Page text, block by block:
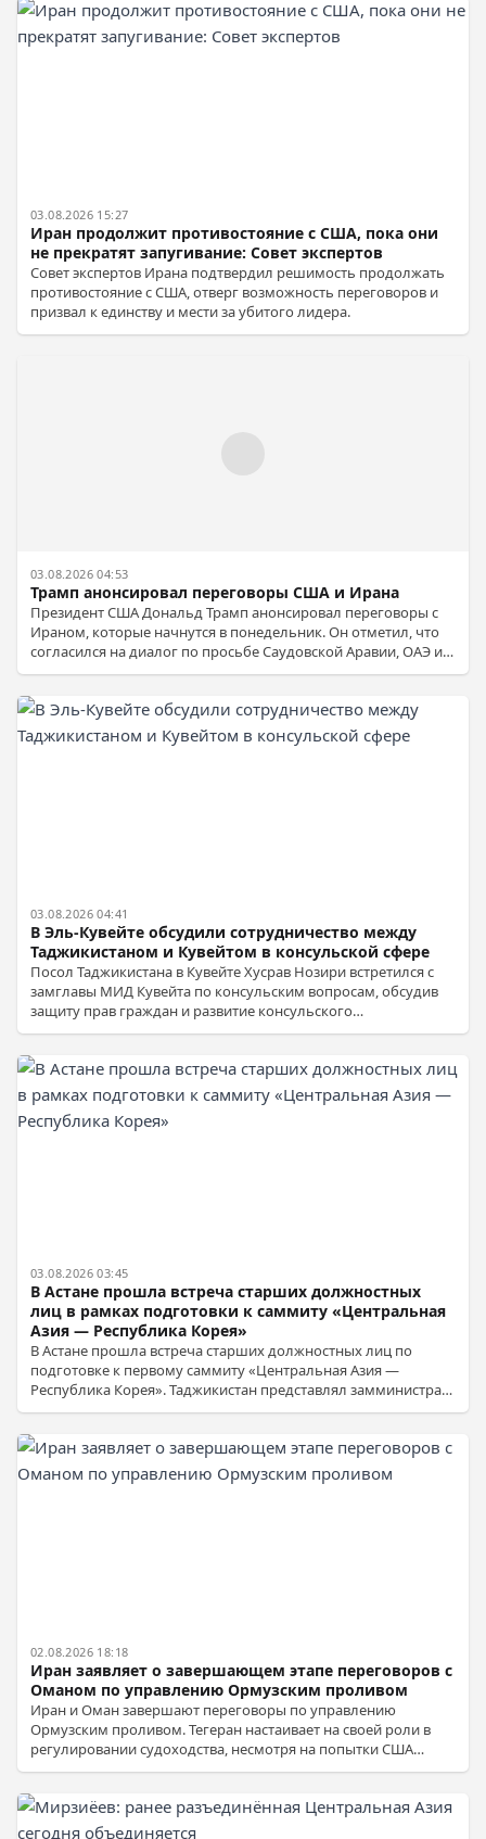
России.
03.08.2026 15:27
Иран продолжит противостояние с США, пока они
не прекратят запугивание: Совет экспертов
Совет экспертов Ирана подтвердил решимость продолжать
противостояние с США, отверг возможность переговоров и
призвал к единству и мести за убитого лидера.
03.08.2026 04:53
Трамп анонсировал переговоры США и Ирана
Президент США Дональд Трамп анонсировал переговоры с
Ираном, которые начнутся в понедельник. Он отметил, что
согласился на диалог по просьбе Саудовской Аравии, ОАЭ и
Катара.
03.08.2026 04:41
В Эль-Кувейте обсудили сотрудничество между
Таджикистаном и Кувейтом в консульской сфере
Посол Таджикистана в Кувейте Хусрав Нозири встретился с
замглавы МИД Кувейта по консульским вопросам, обсудив
защиту прав граждан и развитие консульского
взаимодействия. Стороны подтвердили готовность к
03.08.2026 03:45
В Астане прошла встреча старших должностных
лиц в рамках подготовки к саммиту «Центральная
Азия — Республика Корея»
В Астане прошла встреча старших должностных лиц по
подготовке к первому саммиту «Центральная Азия —
Республика Корея». Таджикистан представлял замминистра
иностранных дел Идибек Каландар.
02.08.2026 18:18
Иран заявляет о завершающем этапе переговоров с
Оманом по управлению Ормузским проливом
Иран и Оман завершают переговоры по управлению
Ормузским проливом. Тегеран настаивает на своей роли в
регулировании судоходства, несмотря на попытки США
создать альтернативный коридор.